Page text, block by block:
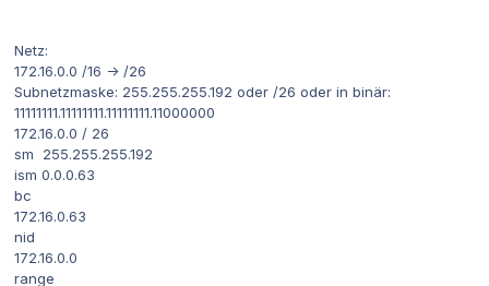
Netz:
172.16.0.0 /16 -> /26
Subnetzmaske: 255.255.255.192 oder /26 oder in binär:
11111111.11111111.11111111.11000000
172.16.0.0 / 26
sm 255.255.255.192
ism 0.0.0.63
bc
172.16.0.63
nid
172.16.0.0
range